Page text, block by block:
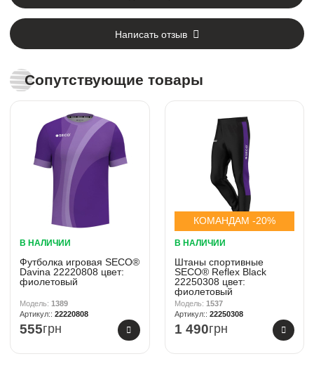
Написать отзыв
Сопутствующие товары
В НАЛИЧИИ
Футболка игровая SECO®
Davina 22220808 цвет:
фиолетовый
1389
22220808
555грн
КОМАНДАМ -20%
В НАЛИЧИИ
Штаны спортивные
SECO® Reflex Black
22250308 цвет:
фиолетовый
1537
22250308
1 490грн